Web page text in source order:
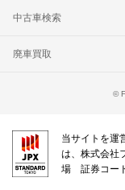
中古車検索
廃車買取
©
当サイトを運
は、株式会社
場 証券コー